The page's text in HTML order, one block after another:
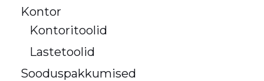
Kontor
Kontoritoolid
Lastetoolid
Sooduspakkumised